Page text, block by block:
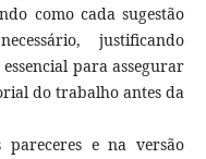
como cada sugestão
justificando
para assegurar
do trabalho antes da
pareceres e na versão